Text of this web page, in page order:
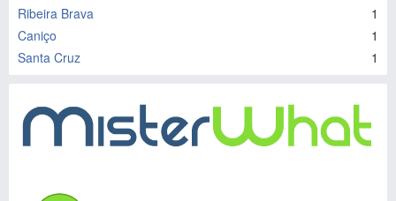
Ribeira Brava
1
Caniço
1
Santa Cruz
1